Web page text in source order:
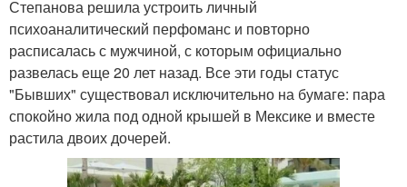
Степанова решила устроить личный
психоаналитический перфоманс и повторно
расписалась с мужчиной, с которым официально
развелась еще 20 лет назад. Все эти годы статус
"Бывших" существовал исключительно на бумаге: пара
спокойно жила под одной крышей в Мексике и вместе
растила двоих дочерей.